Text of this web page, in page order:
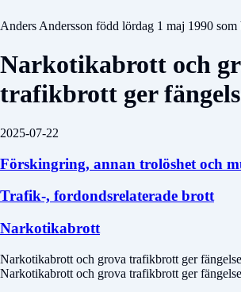
Anders Andersson född lördag 1 maj 1990
Narkotikabrott och
trafikbrott ger
2025-07-22
Förskingring, annan trolöshet och
Trafik-, fordondsrelaterade brott
Narkotikabrott
Narkotikabrott och grova trafikbrott ger
Narkotikabrott och grova trafikbrott ger